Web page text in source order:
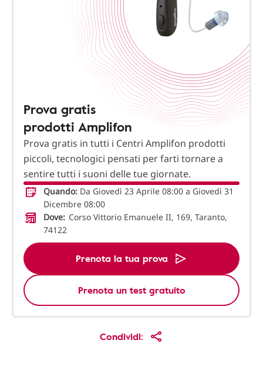
Prova gratis
prodotti Amplifon
Prova gratis in tutti i Centri Amplifon prodotti
piccoli, tecnologici pensati per farti tornare a
sentire tutti i suoni delle tue giornate.
Quando: Da Giovedì 23 Aprile 08:00 a Giovedì 31
Dicembre 08:00
Dove: Corso Vittorio Emanuele II, 169, Taranto,
74122
Prenota la tua prova
Prenota un test gratuito
Condividi: